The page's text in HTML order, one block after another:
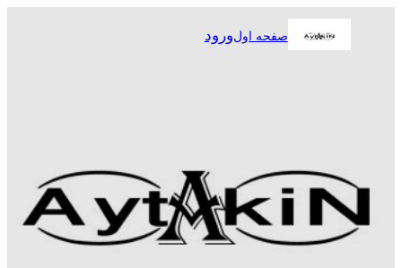
صفحه اولورود